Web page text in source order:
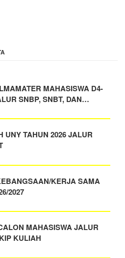
MAHASISWA D4-
SNBP, SNBT, DAN…
UNY TAHUN 2026 JALUR
KERJA SAMA
2027
MAHASISWA JALUR
KULIAH